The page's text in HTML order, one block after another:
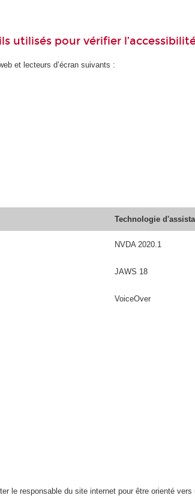
utilisés pour vérifier
et lecteurs d’écran suivants :
Technologie
NVDA 2020.1
JAWS 18
VoiceOver
le responsable du site internet pour être orienté